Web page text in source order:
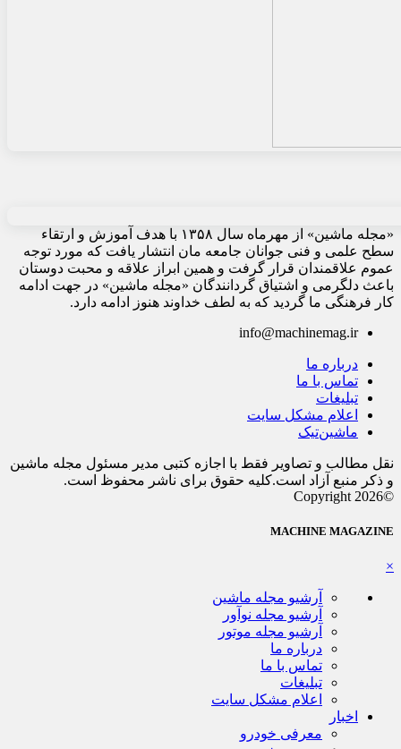
«مجله ماشین» از مهرماه سال ۱۳۵۸ با هدف آموزش و ارتقاء
سطح علمی و فنی جوانان جامعه مان انتشار یافت که مورد توجه
عموم علاقمندان قرار گرفت و همین ابراز علاقه و محبت دوستان
باعث دلگرمی و اشتیاق گردانندگان «مجله ماشین» در جهت ادامه
کار فرهنگی ما گردید که به لطف خداوند هنوز ادامه دارد.
info@machinemag.ir
درباره ما
تماس با ما
تبلیغات
اعلام مشکل سایت
ماشین‌تیک
نقل مطالب و تصاویر فقط با اجازه کتبی مدیر مسئول مجله ماشین
و ذکر منبع آزاد است.کلیه حقوق برای ناشر محفوظ است.
©Copyright 2026
MACHINE MAGAZINE
×
آرشیو مجله ماشین
آرشیو مجله نوآور
آرشیو مجله موتور
درباره ما
تماس با ما
تبلیغات
اعلام مشکل سایت
اخبار
معرفی خودرو